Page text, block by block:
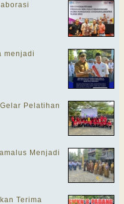
menjadi
Pelatihan
Menjadi
Terima